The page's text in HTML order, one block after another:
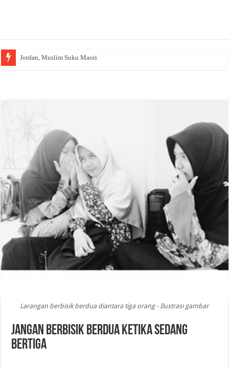
Jordan, Muslim Suku Maori
Larangan berbisik berdua diantara tiga orang - Ilustrasi gambar
Jangan Berbisik Berdua Ketika Sedang
Bertiga